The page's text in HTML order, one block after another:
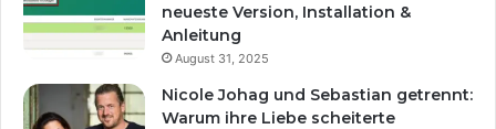
neueste Version, Installation &
Anleitung
August 31, 2025
Nicole Johag und Sebastian getrennt:
Warum ihre Liebe scheiterte